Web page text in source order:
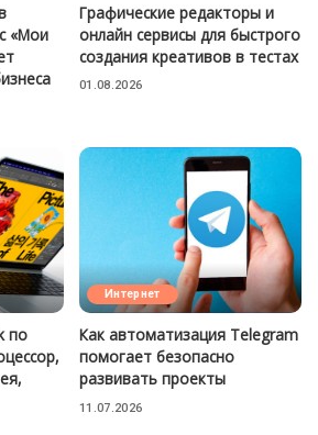
«Мои
Графические редакторы и
онлайн сервисы для быстрого
создания креативов в тестах
01.08.2026
по
Интернет
Как автоматизация Telegram
помогает безопасно
развивать проекты
11.07.2026